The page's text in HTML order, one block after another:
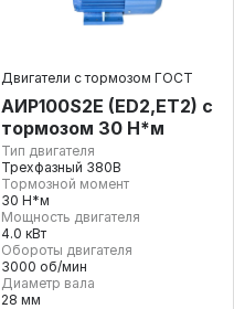
Двигатели с тормозом ГОСТ
АИР100S2E (ED2,ET2) с
тормозом 30 Н*м
Тип двигателя
Трехфазный 380В
Тормозной момент
30 Н*м
Мощность двигателя
4.0 кВт
Обороты двигателя
3000 об/мин
Диаметр вала
28 мм